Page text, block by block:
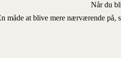
Når du
måde at blive mere nærværende på,